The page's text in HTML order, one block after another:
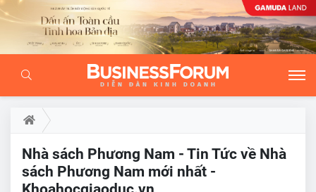
Nhà sách Phương Nam - Tin Tức về Nhà
sách Phương Nam mới nhất -